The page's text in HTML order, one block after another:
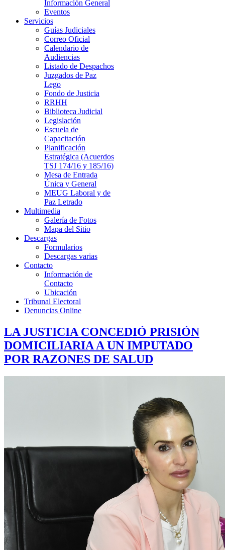
Información General
Eventos
Servicios
Guías Judiciales
Correo Oficial
Calendario de
Audiencias
Listado de Despachos
Juzgados de Paz
Lego
Fondo de Justicia
RRHH
Biblioteca Judicial
Legislación
Escuela de
Capacitación
Planificación
Estratégica (Acuerdos
TSJ 174/16 y 185/16)
Mesa de Entrada
Única y General
MEUG Laboral y de
Paz Letrado
Multimedia
Galería de Fotos
Mapa del Sitio
Descargas
Formularios
Descargas varias
Contacto
Información de
Contacto
Ubicación
Tribunal Electoral
Denuncias Online
LA JUSTICIA CONCEDIÓ PRISIÓN
DOMICILIARIA A UN IMPUTADO
POR RAZONES DE SALUD